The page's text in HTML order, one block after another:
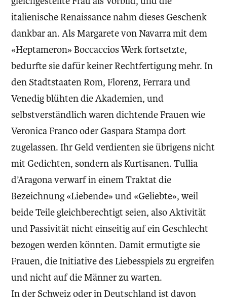
italienische Renaissance nahm dieses Geschenk
dankbar an. Als Margarete von Navarra mit dem
«Heptameron» Boccaccios Werk fortsetzte,
bedurfte sie dafür keiner Rechtfertigung mehr. In
den Stadtstaaten Rom, Florenz, Ferrara und
Venedig blühten die Akademien, und
selbstverständlich waren dichtende Frauen wie
Veronica Franco oder Gaspara Stampa dort
zugelassen. Ihr Geld verdienten sie übrigens nicht
mit Gedichten, sondern als Kurtisanen. Tullia
d’Aragona verwarf in einem Traktat die
Bezeichnung «Liebende» und «Geliebte», weil
beide Teile gleichberechtigt seien, also Aktivität
und Passivität nicht einseitig auf ein Geschlecht
bezogen werden könnten. Damit ermutigte sie
Frauen, die Initiative des Liebesspiels zu ergreifen
und nicht auf die Männer zu warten.
In der Schweiz oder in Deutschland ist davon